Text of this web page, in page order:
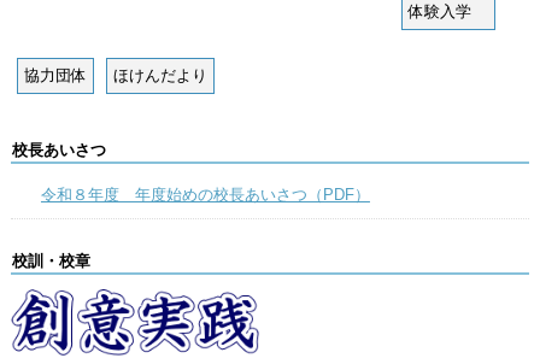
体験入学
協力団体 ほけんだより
校長あいさつ
令和８年度 年度始めの校長あいさつ（PDF）
校訓・校章